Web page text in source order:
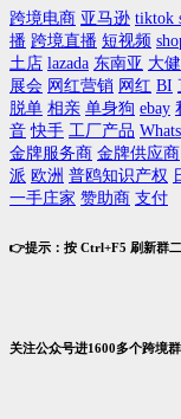
跨境电商 亚马逊 tiktok
播 跨境直播 短视频
土店 lazada 东南亚 大
展会 网红营销 网红 BI
脱单 相亲 单身狗 ebay
音 快手 工厂产品
金牌服务商 金牌供应商
派 欧洲 普鸥知识产权
一手庄家 赞助商 支付
👉提示：按 Ctrl+F5 刷新群
关注公众号进1600多个跨境群